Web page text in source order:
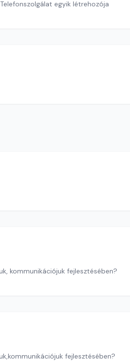
egyik létrehozója
kommunikációjuk fejlesztésében?
fejlesztésében?